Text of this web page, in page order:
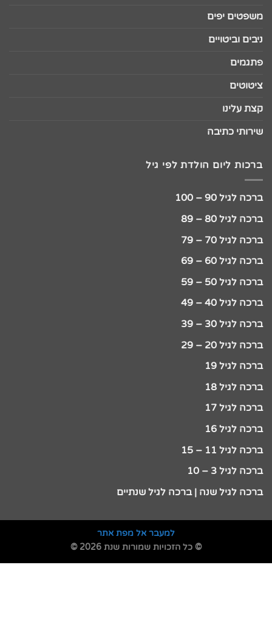
משפטים יפים
ניבים וביטויים
פתגמים
ציטוטים
קצת עלינו
שירותי כתיבה
ברכות ליום הולדת לפי גיל
ברכה לגיל 90 – 100
ברכה לגיל 80 – 89
ברכה לגיל 70 – 79
ברכה לגיל 60 – 69
ברכה לגיל 50 – 59
ברכה לגיל 40 – 49
ברכה לגיל 30 – 39
ברכה לגיל 20 – 29
ברכה לגיל 19
ברכה לגיל 18
ברכה לגיל 17
ברכה לגיל 16
ברכה לגיל 11 – 15
ברכה לגיל 3 – 10
ברכה לגיל שנה | ברכה לגיל שנתיים
למעבר אל מפת אתר
© כל הזכויות שמורות שנת 2026 ©